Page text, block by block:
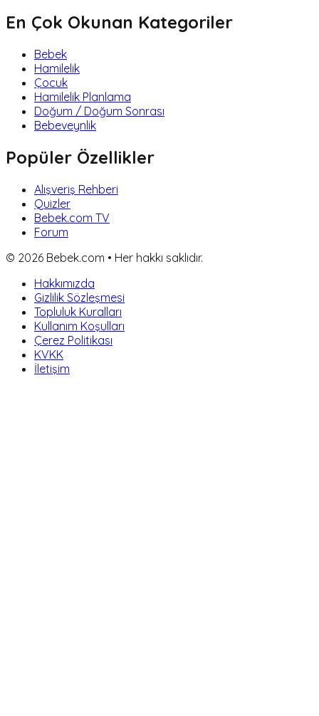
En Çok Okunan Kategoriler
Bebek
Hamilelik
Çocuk
Hamilelik Planlama
Doğum / Doğum Sonrası
Bebeveynlik
Popüler Özellikler
Alışveriş Rehberi
Quizler
Bebek.com TV
Forum
© 2026 Bebek.com • Her hakkı saklıdır.
Hakkımızda
Gizlilik Sözleşmesi
Topluluk Kuralları
Kullanım Koşulları
Çerez Politikası
KVKK
İletişim